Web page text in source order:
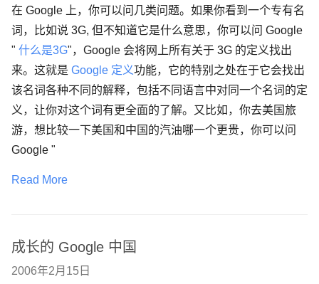
在 Google 上，你可以问几类问题。如果你看到一个专有名
词，比如说 3G, 但不知道它是什么意思，你可以问 Google
" 什么是3G"，Google 会将网上所有关于 3G 的定义找出
来。这就是 Google 定义功能，它的特别之处在于它会找出
该名词各种不同的解释，包括不同语言中对同一个名词的定
义，让你对这个词有更全面的了解。又比如，你去美国旅
游，想比较一下美国和中国的汽油哪一个更贵，你可以问
Google "
Read More
成长的 Google 中国
2006年2月15日